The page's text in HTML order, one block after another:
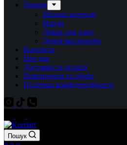
Товари
Шахові колекції
Нарди
Декор для дому
Дерев’яні вироби
Контакти
Про нас
Доставка та оплата
Повернення та обмін
Політика конфіденційності
Пошук